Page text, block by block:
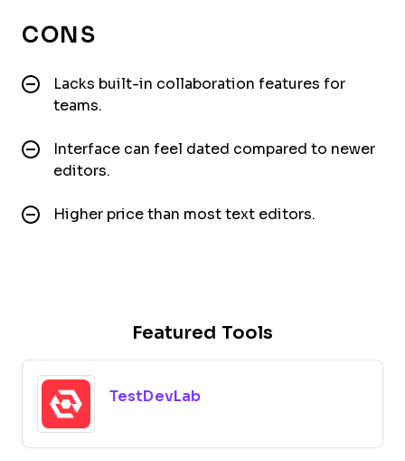
CONS
Lacks built-in collaboration features for
teams.
Interface can feel dated compared to newer
editors.
Higher price than most text editors.
Featured Tools
TestDevLab